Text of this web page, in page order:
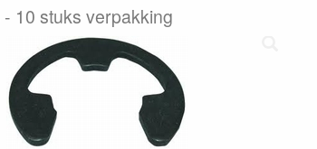
10 stuks verpakking